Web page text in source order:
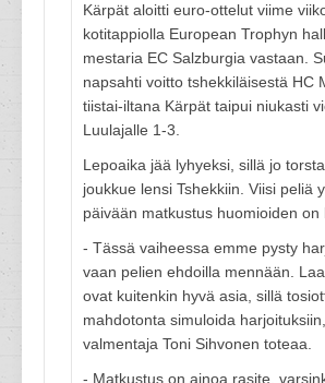
Kärpät aloitti euro-ottelut viime
kotitappiolla European Trophyn
mestaria EC Salzburgia vastaan.
napsahti voitto tshekkiläisestä HC
tiistai-iltana Kärpät taipui niukasti
Luulajalle 1-3.
Lepoaika jää lyhyeksi, sillä jo
joukkue lensi Tshekkiin. Viisi peliä
päivään matkustus huomioiden on
- Tässä vaiheessa emme pysty
vaan pelien ehdoilla mennään.
ovat kuitenkin hyvä asia, sillä
mahdotonta simuloida
valmentaja Toni Sihvonen toteaa.
- Matkustus on ainoa rasite,